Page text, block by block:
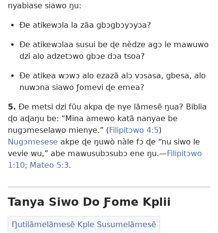
nyabiase siawo ŋu:
Ðe atikewɔla la zãa gbɔgbɔyɔyɔa?
Ðe atikewɔlaa susui be ɖe nèdze agɔ le mawuwo
dzi alo adzetɔwo gbɔe dɔa tsoa?
Ðe atikea wɔwɔ alo ezazã alɔ vɔsasa, gbesa, alo
nuwɔna siawo ƒomevi ɖe emea?
5. Ðe metsi dzi fũu akpa ɖe nye lãmesẽ ŋua? Biblia
ɖo aɖaŋu be: “Mina amewo katã nanyae be
nugɔmeselawo mienye.” ( Filipitɔwo 4:5)
Nugɔmesese akpe ɖe ŋuwò nàle fɔ ɖe “nu siwo le
vevie wu,” abe mawusubɔsubɔ ene ŋu.—Filipitɔwo
1:10; Mateo 5:3.
Tanya Siwo Do Ƒome Kplii
Ŋutilãmelãmesẽ Kple Susumelãmesẽ